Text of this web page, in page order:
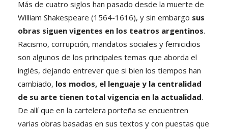
Más de cuatro siglos han pasado desde la muerte de
William Shakespeare (1564-1616), y sin embargo sus
obras siguen vigentes en los teatros argentinos.
Racismo, corrupción, mandatos sociales y femicidios
son algunos de los principales temas que aborda el
inglés, dejando entrever que si bien los tiempos han
cambiado, los modos, el lenguaje y la centralidad
de su arte tienen total vigencia en la actualidad.
De allí que en la cartelera porteña se encuentren
varias obras basadas en sus textos y con puestas que